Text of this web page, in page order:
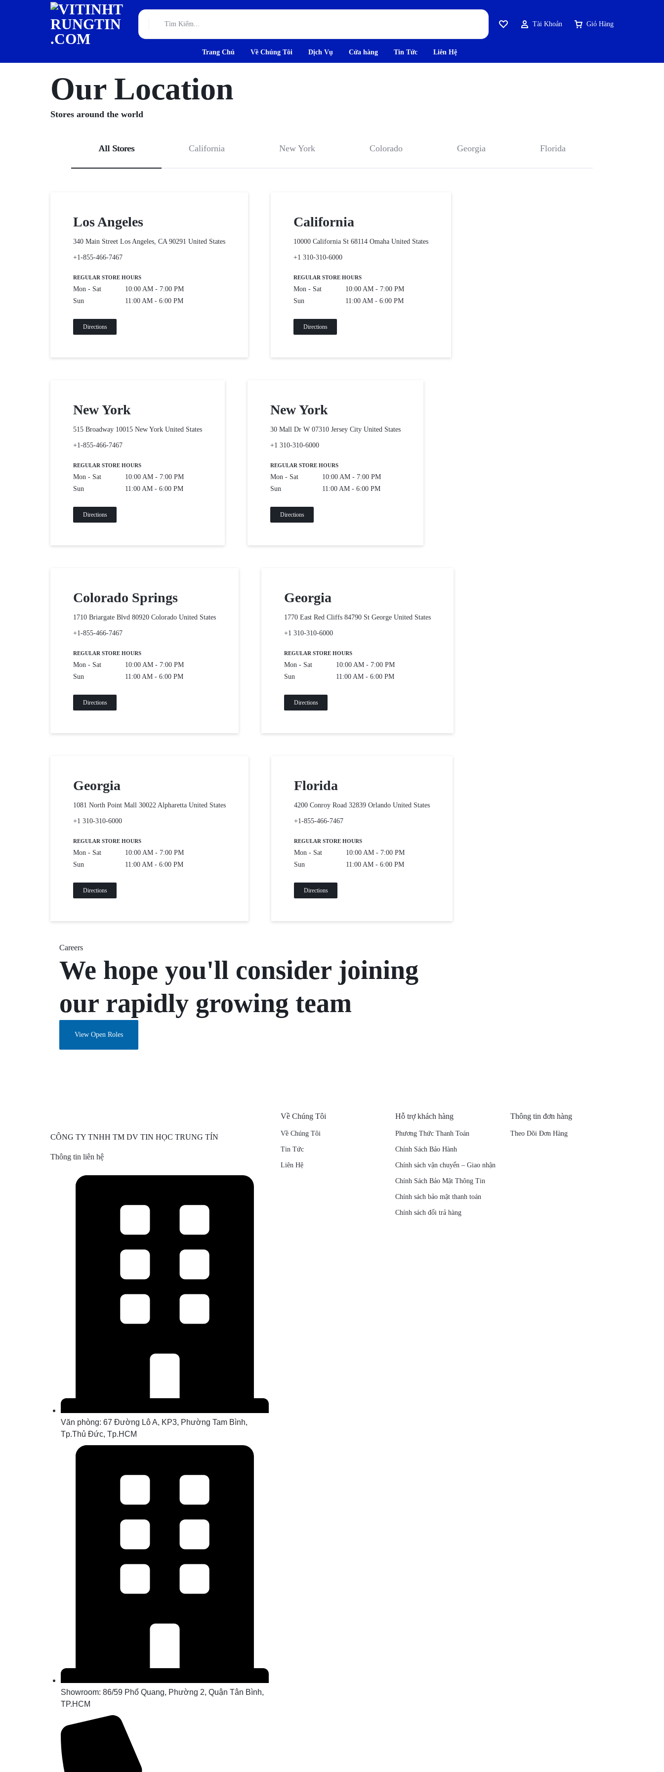
VITINHTRUNGTIN.COM
VẤN,
THIẾT
THI
TẦNG
CNTT,
QUẢN
KHO
CAMERA
GIÁM
SOÁT
CỬA
CHẤM
CÔNG.CUNG
CẤP
DỊCH
SOÁT
CẤP
THỐNG
BẢO
MẬT
VÀ
HẠ
HIỆN
Tài Khoản Giỏ Hàng
Trang Chủ Về Chúng Tôi Dịch Vụ Cửa hàng Tin Tức Liên Hệ
Our Location
Stores around the world
All Stores California New York Colorado Georgia Florida
Los Angeles
340 Main Street Los Angeles, CA 90291 United States
+1-855-466-7467
REGULAR STORE HOURS
Mon - Sat
10:00 AM - 7:00 PM
Sun
11:00 AM - 6:00 PM
Directions
California
10000 California St 68114 Omaha United States
+1 310-310-6000
REGULAR STORE HOURS
Mon - Sat
10:00 AM - 7:00 PM
Sun
11:00 AM - 6:00 PM
Directions
New York
515 Broadway 10015 New York United States
+1-855-466-7467
REGULAR STORE HOURS
Mon - Sat
10:00 AM - 7:00 PM
Sun
11:00 AM - 6:00 PM
Directions
New York
30 Mall Dr W 07310 Jersey City United States
+1 310-310-6000
REGULAR STORE HOURS
Mon - Sat
10:00 AM - 7:00 PM
Sun
11:00 AM - 6:00 PM
Directions
Colorado Springs
1710 Briargate Blvd 80920 Colorado United States
+1-855-466-7467
REGULAR STORE HOURS
Mon - Sat
10:00 AM - 7:00 PM
Sun
11:00 AM - 6:00 PM
Directions
Georgia
1770 East Red Cliffs 84790 St George United States
+1 310-310-6000
REGULAR STORE HOURS
Mon - Sat
10:00 AM - 7:00 PM
Sun
11:00 AM - 6:00 PM
Directions
Georgia
1081 North Point Mall 30022 Alpharetta United States
+1 310-310-6000
REGULAR STORE HOURS
Mon - Sat
10:00 AM - 7:00 PM
Sun
11:00 AM - 6:00 PM
Directions
Florida
4200 Conroy Road 32839 Orlando United States
+1-855-466-7467
REGULAR STORE HOURS
Mon - Sat
10:00 AM - 7:00 PM
Sun
11:00 AM - 6:00 PM
Directions
Careers
We hope you'll consider joining
our rapidly growing team
View Open Roles
CÔNG TY TNHH TM DV TIN HỌC TRUNG TÍN
Thông tin liên hệ
Văn phòng: 67 Đường Lô A, KP3, Phường Tam Bình,
Tp.Thủ Đức, Tp.HCM
Showroom: 86/59 Phổ Quang, Phường 2, Quận Tân Bình,
TP.HCM
Về Chúng Tôi
Về Chúng Tôi
Tin Tức
Liên Hệ
Hỗ trợ khách hàng
Phương Thức Thanh Toán
Chính Sách Bảo Hành
Chính sách vận chuyển – Giao nhận
Chính Sách Bảo Mật Thông Tin
Chính sách bảo mật thanh toán
Chính sách đổi trả hàng
Thông tin đơn hàng
Theo Dõi Đơn Hàng